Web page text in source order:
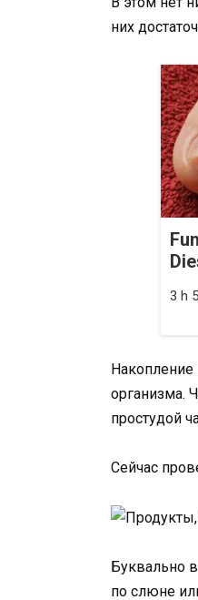
них
3 h
организма.
простудой
Сейчас
Буквально
по слюне